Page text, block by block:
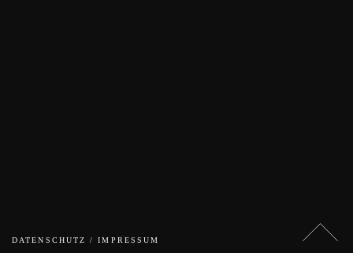
DATENSCHUTZ / IMPRESSUM